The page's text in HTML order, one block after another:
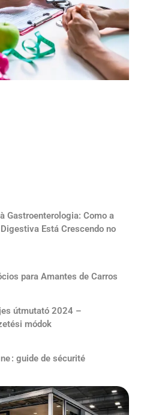
Gastroenterologia: Como a
Está Crescendo no
para Amantes de Carros
útmutató 2024 –
módok
: guide de sécurité